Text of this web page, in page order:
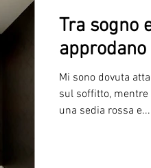
Tra sogno
Mi sono dovuta
sul soffitto,
una sedia rossa e...